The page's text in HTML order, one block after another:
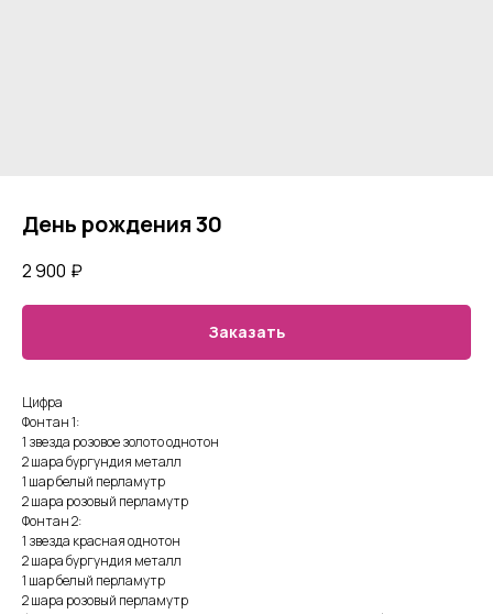
День рождения 30
2 900 ₽
Заказать
Цифра
Фонтан 1:
1 звезда розовое золото однотон
2 шара бургундия металл
1 шар белый перламутр
2 шара розовый перламутр
Фонтан 2:
1 звезда красная однотон
2 шара бургундия металл
1 шар белый перламутр
2 шара розовый перламутр